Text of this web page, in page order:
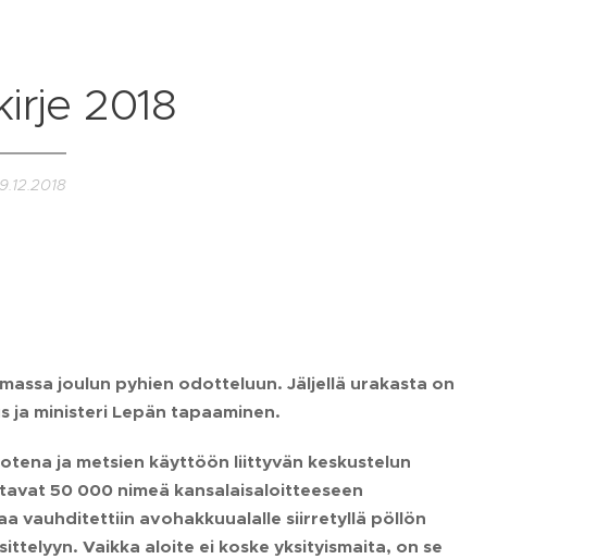
2018
joulun pyhien odotteluun. Jäljellä urakasta on
ja ministeri Lepän tapaaminen.
ja metsien käyttöön liittyvän keskustelun
50 000 nimeä kansalaisaloitteeseen
vauhditettiin avohakkuualalle siirretyllä pöllön
Vaikka aloite ei koske yksityismaita, on se